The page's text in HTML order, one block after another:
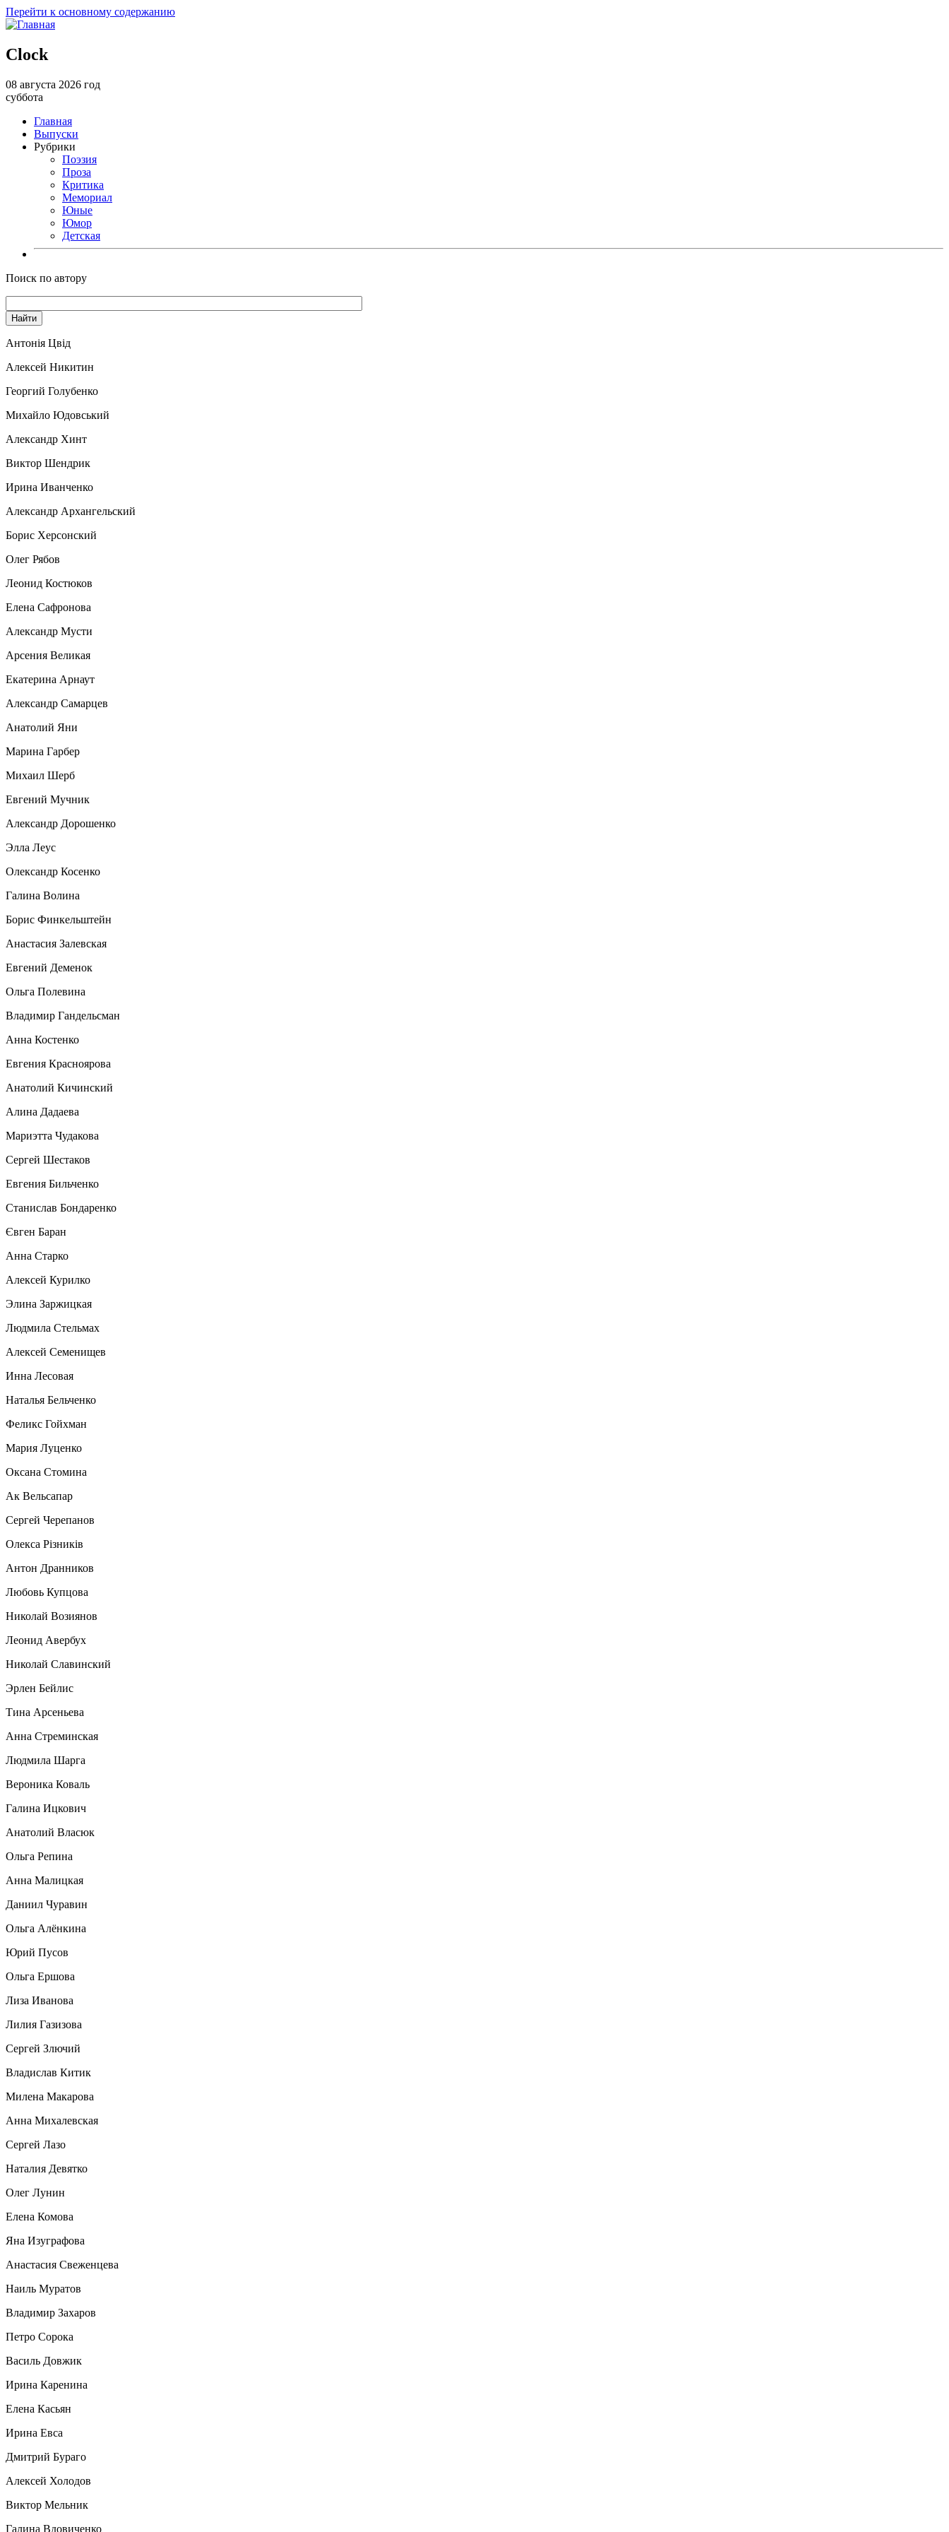
Перейти к основному содержанию
Clock
08 августа 2026 год
суббота
Главная
Выпуски
Рубрики
Поэзия
Проза
Критика
Мемориал
Юные
Юмор
Детская
Поиск по автору
Антонія Цвід
Алексей Никитин
Георгий Голубенко
Михайло Юдовський
Александр Хинт
Виктор Шендрик
Ирина Иванченко
Александр Архангельский
Борис Херсонский
Олег Рябов
Леонид Костюков
Елена Сафронова
Александр Мусти
Арсения Великая
Екатерина Арнаут
Александр Самарцев
Анатолий Яни
Марина Гарбер
Михаил Шерб
Евгений Мучник
Александр Дорошенко
Элла Леус
Олександр Косенко
Галина Волина
Борис Финкельштейн
Анастасия Залевская
Евгений Деменок
Ольга Полевина
Владимир Гандельсман
Анна Костенко
Евгения Красноярова
Анатолий Кичинский
Алина Дадаева
Мариэтта Чудакова
Сергей Шестаков
Евгения Бильченко
Станислав Бондаренко
Євген Баран
Анна Старко
Алексей Курилко
Элина Заржицкая
Людмила Стельмах
Алексей Семенищев
Инна Лесовая
Наталья Бельченко
Феликс Гойхман
Мария Луценко
Оксана Стомина
Ак Вельсапар
Сергей Черепанов
Олекса Рiзникiв
Антон Дранников
Любовь Купцова
Николай Возиянов
Леонид Авербух
Николай Славинский
Эрлен Бейлис
Тина Арсеньева
Анна Стреминская
Людмила Шарга
Вероника Коваль
Галина Ицкович
Анатолий Власюк
Ольга Репина
Анна Малицкая
Даниил Чуравин
Ольга Алёнкина
Юрий Пусов
Ольга Ершова
Лиза Иванова
Лилия Газизова
Сергей Злючий
Владислав Китик
Милена Макарова
Анна Михалевская
Сергей Лазо
Наталия Девятко
Олег Лунин
Елена Комова
Яна Изуграфова
Анастасия Свеженцева
Наиль Муратов
Владимир Захаров
Петро Сорока
Василь Довжик
Ирина Каренина
Елена Касьян
Ирина Евса
Дмитрий Бураго
Алексей Холодов
Виктор Мельник
Галина Вдовиченко